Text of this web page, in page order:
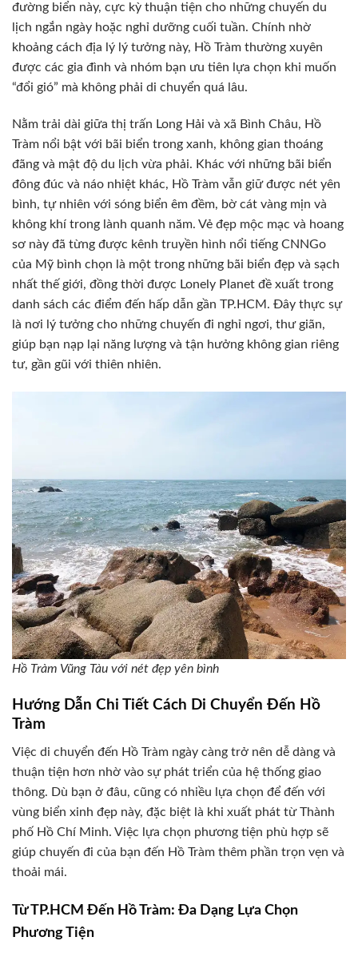
đường biển này, cực kỳ thuận tiện cho những chuyến du
lịch ngắn ngày hoặc nghỉ dưỡng cuối tuần. Chính nhờ
khoảng cách địa lý lý tưởng này, Hồ Tràm thường xuyên
được các gia đình và nhóm bạn ưu tiên lựa chọn khi muốn
“đổi gió” mà không phải di chuyển quá lâu.
Nằm trải dài giữa thị trấn Long Hải và xã Bình Châu, Hồ
Tràm nổi bật với bãi biển trong xanh, không gian thoáng
đãng và mật độ du lịch vừa phải. Khác với những bãi biển
đông đúc và náo nhiệt khác, Hồ Tràm vẫn giữ được nét yên
bình, tự nhiên với sóng biển êm đềm, bờ cát vàng mịn và
không khí trong lành quanh năm. Vẻ đẹp mộc mạc và hoang
sơ này đã từng được kênh truyền hình nổi tiếng CNNGo
của Mỹ bình chọn là một trong những bãi biển đẹp và sạch
nhất thế giới, đồng thời được Lonely Planet đề xuất trong
danh sách các điểm đến hấp dẫn gần TP.HCM. Đây thực sự
là nơi lý tưởng cho những chuyến đi nghỉ ngơi, thư giãn,
giúp bạn nạp lại năng lượng và tận hưởng không gian riêng
tư, gần gũi với thiên nhiên.
Hồ Tràm Vũng Tàu với nét đẹp yên bình
Hướng Dẫn Chi Tiết Cách Di Chuyển Đến Hồ
Tràm
Việc di chuyển đến Hồ Tràm ngày càng trở nên dễ dàng và
thuận tiện hơn nhờ vào sự phát triển của hệ thống giao
thông. Dù bạn ở đâu, cũng có nhiều lựa chọn để đến với
vùng biển xinh đẹp này, đặc biệt là khi xuất phát từ Thành
phố Hồ Chí Minh. Việc lựa chọn phương tiện phù hợp sẽ
giúp chuyến đi của bạn đến Hồ Tràm thêm phần trọn vẹn và
thoải mái.
Từ TP.HCM Đến Hồ Tràm: Đa Dạng Lựa Chọn
Phương Tiện